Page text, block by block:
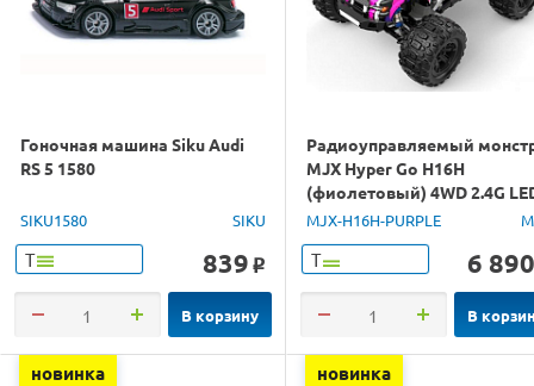
Гоночная машина Siku Audi
RS 5 1580
SIKU1580 SIKU
Т 839 o
В корзину
Радиоуправляемый
MJX Hyper Go H16H
(фиолетовый) 4WD 2.4G
GPS 1/16 RTR
MJX-H16H-PURPLE
Т 6 890
В
новинка новинка